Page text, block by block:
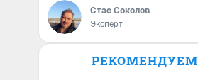
Стас Соколов
Эксперт
РЕКОМЕНДУЕМ